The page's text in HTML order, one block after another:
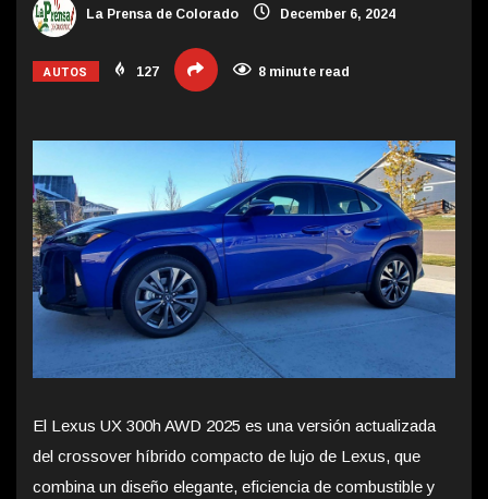
La Prensa de Colorado December 6, 2024
AUTOS 127 8 minute read
El Lexus UX 300h AWD 2025 es una versión actualizada
del crossover híbrido compacto de lujo de Lexus, que
combina un diseño elegante, eficiencia de combustible y